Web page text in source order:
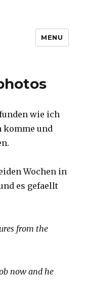
MENU
wie ich
komme und
Wochen in
es gefaellt
from the
now and he